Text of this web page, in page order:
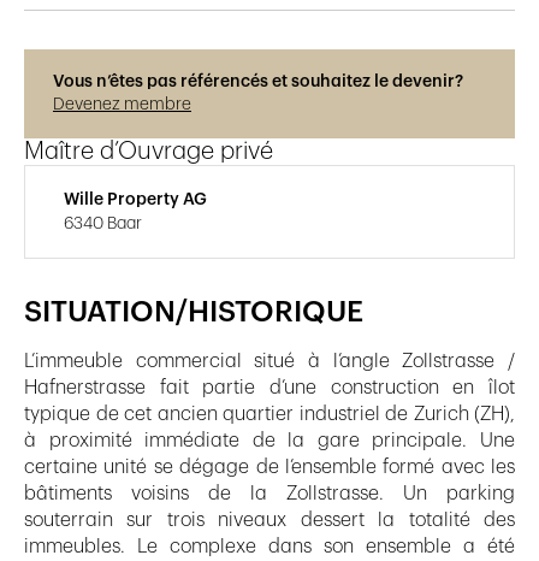
SITUATION/HISTORIQUE
L’immeuble commercial situé à l’angle Zollstrasse /
Hafnerstrasse fait partie d’une construction en îlot
typique de cet ancien quartier industriel de Zurich (ZH),
à proximité immédiate de la gare principale. Une
certaine unité se dégage de l’ensemble formé avec les
bâtiments voisins de la Zollstrasse. Un parking
souterrain sur trois niveaux dessert la totalité des
immeubles. Le complexe dans son ensemble a été
Vous n’êtes pas référencés et souhaitez le devenir?
Devenez membre
Maître d’Ouvrage privé
Wille Property AG
6340 Baar